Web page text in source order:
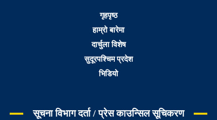
गृहपृष्ठ
हाम्रो बारेमा
दार्चुला विशेष
सुदूरपश्चिम प्रदेश
भिडियो
सूचना विभाग दर्ता / प्रेस काउन्सिल सूचिकरण